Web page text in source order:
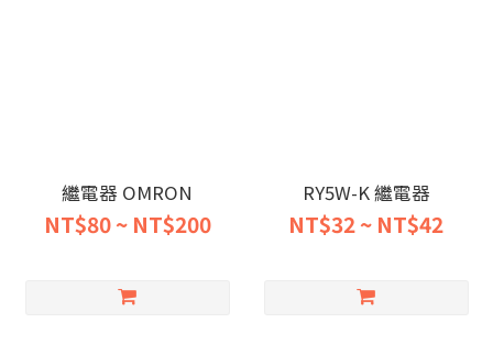
繼電器 OMRON
NT$80 ~ NT$200
RY5W-K 繼電器
NT$32 ~ NT$42